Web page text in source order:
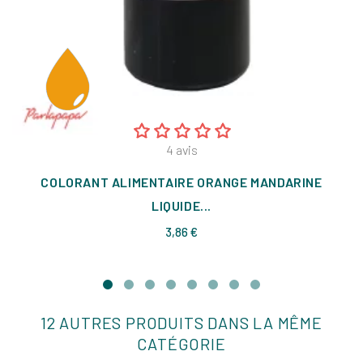
4 avis
COLORANT ALIMENTAIRE ORANGE MANDARINE
LIQUIDE...
3,86 €
12 AUTRES PRODUITS DANS LA MÊME
CATÉGORIE